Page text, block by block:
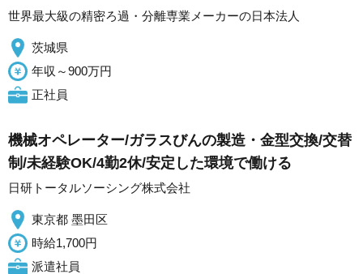
世界最大級の精密ろ過・分離専業メーカーの日本法人
茨城県
年収～900万円
正社員
機械オペレーター/ガラスびんの製造・金型交換/交替
制/未経験OK/4勤2休/安定した環境で働ける
日研トータルソーシング株式会社
東京都 墨田区
時給1,700円
派遣社員